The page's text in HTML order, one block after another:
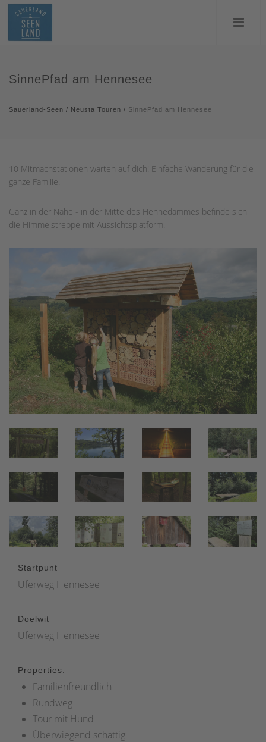
SinnePfad am Hennesee
Sauerland-Seen / Neusta Touren / SinnePfad am Hennesee
10 Mitmachstationen warten auf dich! Einfache Wanderung für die
ganze Familie.
Ganz in der Nähe - in der Mitte des Hennedammes befinde sich
die Himmelstreppe mit Aussichtsplatform.
Startpunt
Uferweg Hennesee
Doelwit
Uferweg Hennesee
Properties:
Familienfreundlich
Rundweg
Tour mit Hund
Überwiegend schattig